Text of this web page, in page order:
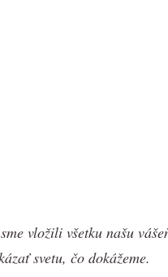
vložili všetku našu
svetu, čo dokážeme.